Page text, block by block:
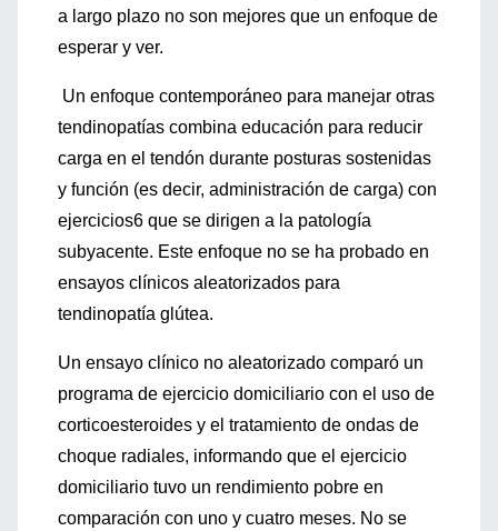
a largo plazo no son mejores que un enfoque de
esperar y ver.
Un enfoque contemporáneo para manejar otras
tendinopatías combina educación para reducir
carga en el tendón durante posturas sostenidas
y función (es decir, administración de carga) con
ejercicios6 que se dirigen a la patología
subyacente. Este enfoque no se ha probado en
ensayos clínicos aleatorizados para
tendinopatía glútea.
Un ensayo clínico no aleatorizado comparó un
programa de ejercicio domiciliario con el uso de
corticoesteroides y el tratamiento de ondas de
choque radiales, informando que el ejercicio
domiciliario tuvo un rendimiento pobre en
comparación con uno y cuatro meses. No se